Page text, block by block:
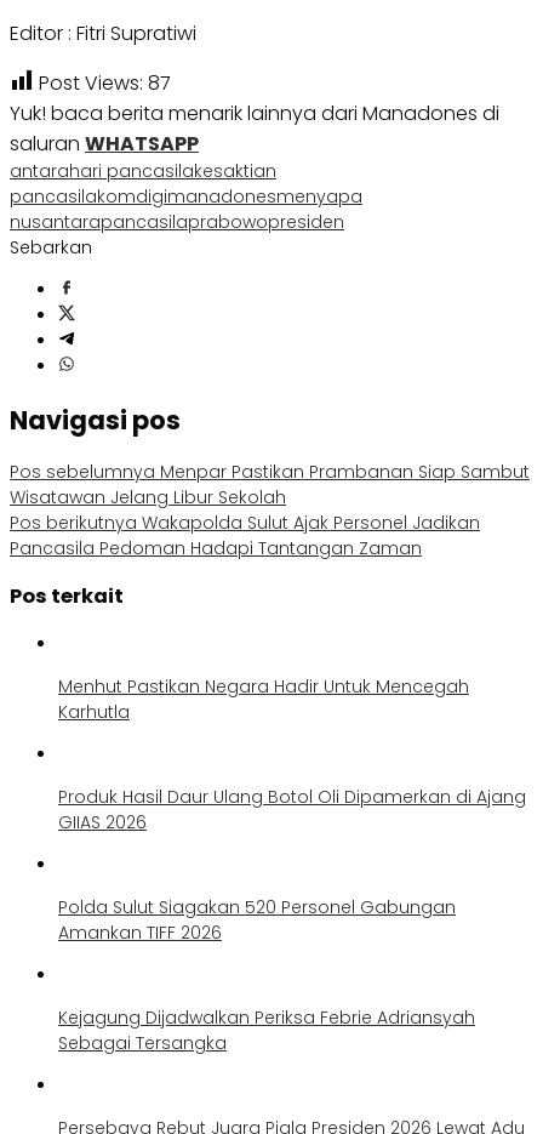
Editor : Fitri Supratiwi
Post Views: 87
Yuk! baca berita menarik lainnya dari Manadones di
saluran WHATSAPP
antarahari pancasilakesaktian
pancasilakomdigimanadonesmenyapa
nusantarapancasilaprabowopresiden
Sebarkan
Navigasi pos
Pos sebelumnya Menpar Pastikan Prambanan Siap Sambut
Wisatawan Jelang Libur Sekolah
Pos berikutnya Wakapolda Sulut Ajak Personel Jadikan
Pancasila Pedoman Hadapi Tantangan Zaman
Pos terkait
Menhut Pastikan Negara Hadir Untuk Mencegah
Karhutla
Produk Hasil Daur Ulang Botol Oli Dipamerkan di Ajang
GIIAS 2026
Polda Sulut Siagakan 520 Personel Gabungan
Amankan TIFF 2026
Kejagung Dijadwalkan Periksa Febrie Adriansyah
Sebagai Tersangka
Persebaya Rebut Juara Piala Presiden 2026 Lewat Adu